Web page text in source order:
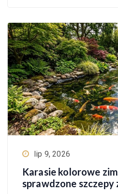
lip 9, 2026
Karasie kolorowe
sprawdzone szczepy